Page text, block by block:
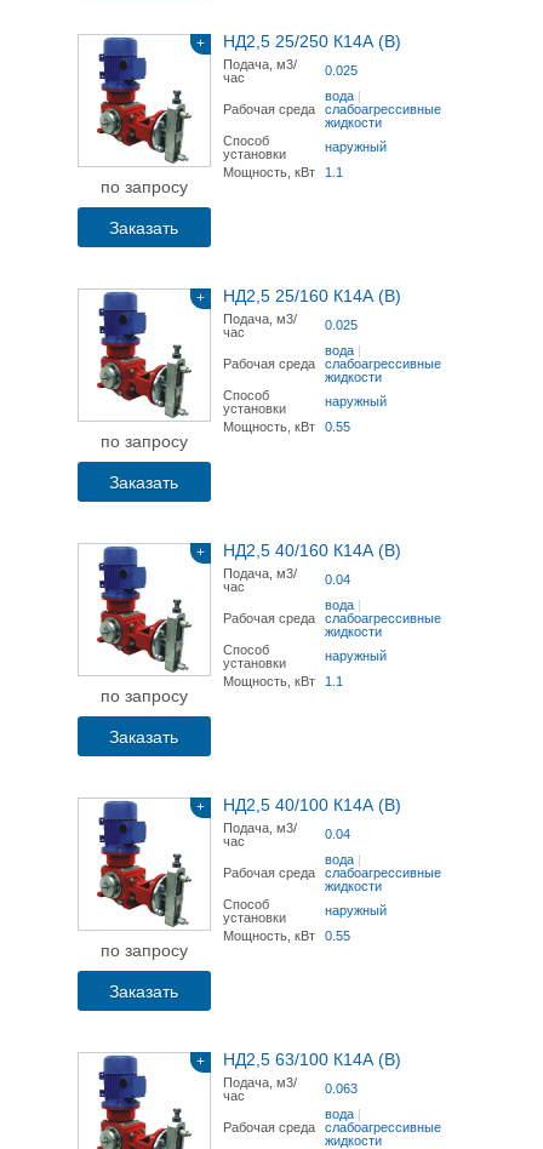
+
по запросу
Заказать
НД2,5 25/250 К14А (В)
Подача, м3/
час
0.025
Рабочая среда
вода |
слабоагрессивные
жидкости
Способ
установки
наружный
Мощность, кВт
1.1
+
по запросу
Заказать
НД2,5 25/160 К14А (В)
Подача, м3/
час
0.025
Рабочая среда
вода |
слабоагрессивные
жидкости
Способ
установки
наружный
Мощность, кВт
0.55
+
по запросу
Заказать
НД2,5 40/160 К14А (В)
Подача, м3/
час
0.04
Рабочая среда
вода |
слабоагрессивные
жидкости
Способ
установки
наружный
Мощность, кВт
1.1
+
по запросу
Заказать
НД2,5 40/100 К14А (В)
Подача, м3/
час
0.04
Рабочая среда
вода |
слабоагрессивные
жидкости
Способ
установки
наружный
Мощность, кВт
0.55
+ НД2,5 63/100 К14А (В)
Подача, м3/
час
0.063
Рабочая среда
вода |
слабоагрессивные
жидкости